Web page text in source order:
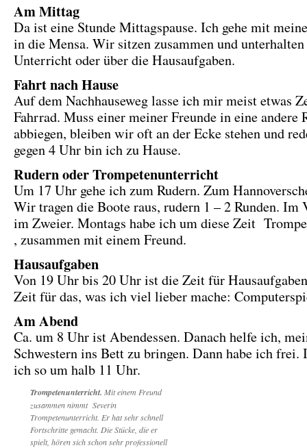
Am Mittag
Da ist eine Stunde Mittagspause. Ich gehe mit
in die Mensa. Wir sitzen zusammen und unterhalten
Unterricht oder über die Hausaufgaben.
Fahrt nach Hause
Auf dem Nachhauseweg lasse ich mir meist etwas
Fahrrad. Muss einer meiner Freunde in eine andere
abbiegen, bleiben wir oft an der Ecke stehen und
gegen 4 Uhr bin ich zu Hause.
Rudern oder Trompetenunterricht
Um 17 Uhr gehe ich zum Rudern. Zum
Wir tragen die Boote raus, rudern 1 – 2 Runden. Im
im Zweier. Montags habe ich um diese Zeit
, zusammen mit einem Freund.
Hausaufgaben
Von 19 Uhr bis 20 Uhr ist die Zeit für
Zeit für das, was ich viel lieber mache:
Am Abend
Ca. um 8 Uhr ist Abendessen. Danach helfe ich,
Schwestern ins Bett zu bringen. Dann habe ich frei.
ich so um halb 11 Uhr.
Trompetenunterricht. Mit einem Freund
zusammen nimmt Severin
Trompetenunterricht. Er hat sehr schnell
Fortschritte gemacht. Die Stücke, die er
spielt, hören sich schon sehr professionell